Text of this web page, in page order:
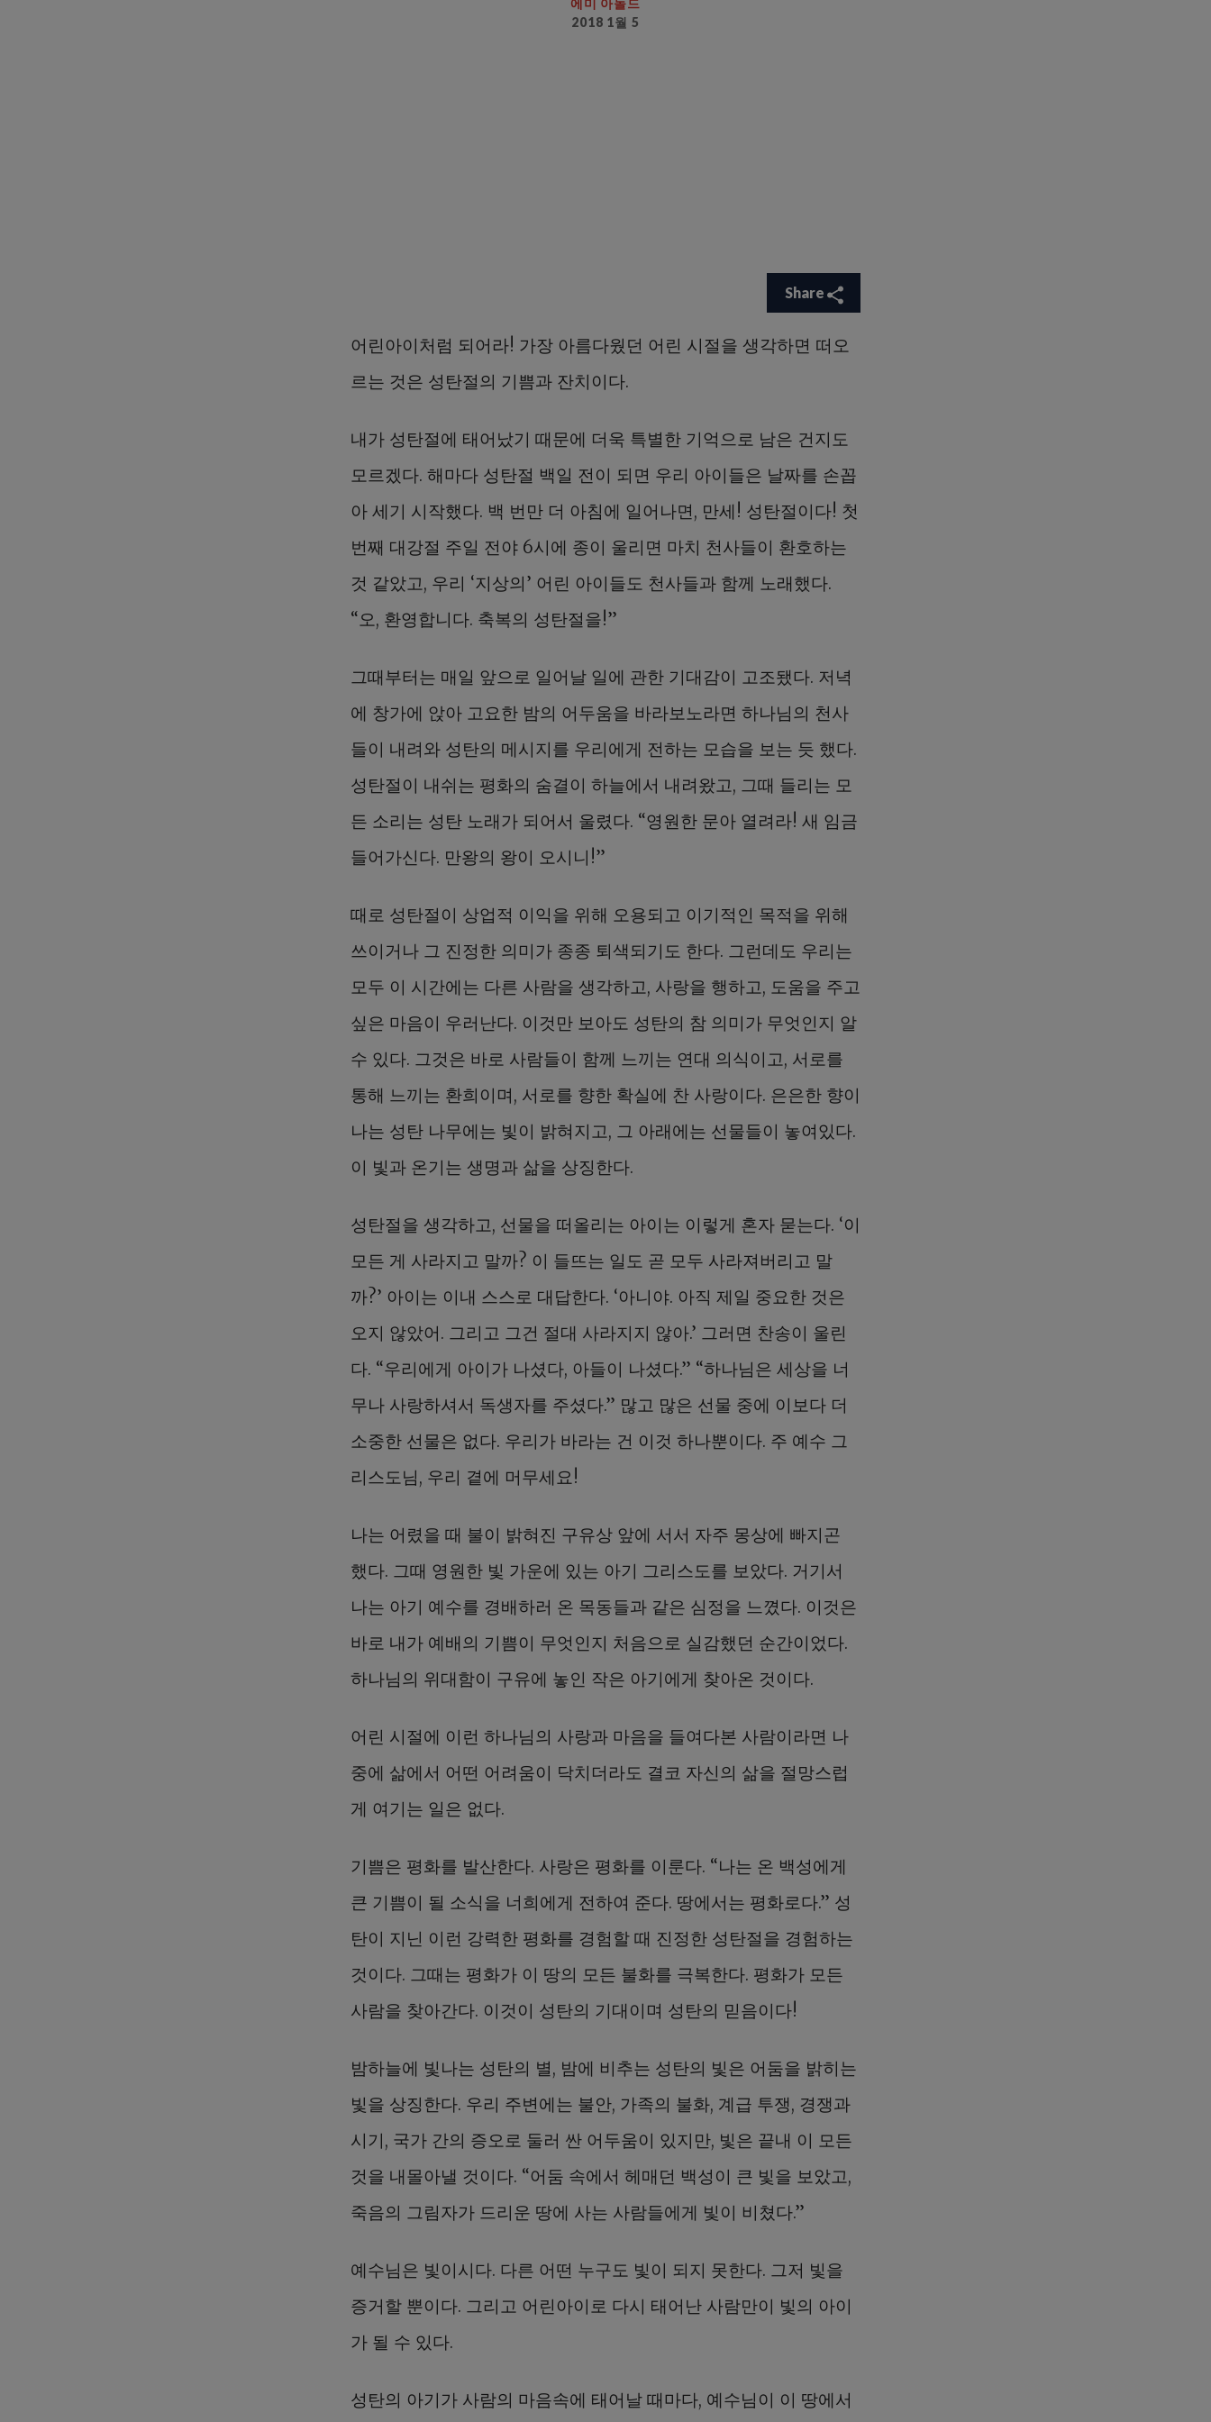
2018 1월 5
Share
어린아이처럼 되어라! 가장 아름다웠던 어린 시절을 생각하면 떠오
르는 것은 성탄절의 기쁨과 잔치이다.
내가 성탄절에 태어났기 때문에 더욱 특별한 기억으로 남은 건지도
모르겠다. 해마다 성탄절 백일 전이 되면 우리 아이들은 날짜를 손꼽
아 세기 시작했다. 백 번만 더 아침에 일어나면, 만세! 성탄절이다! 첫
번째 대강절 주일 전야 6시에 종이 울리면 마치 천사들이 환호하는
것 같았고, 우리 ‘지상의’ 어린 아이들도 천사들과 함께 노래했다.
“오, 환영합니다. 축복의 성탄절을!”
그때부터는 매일 앞으로 일어날 일에 관한 기대감이 고조됐다. 저녁
에 창가에 앉아 고요한 밤의 어두움을 바라보노라면 하나님의 천사
들이 내려와 성탄의 메시지를 우리에게 전하는 모습을 보는 듯 했다.
성탄절이 내쉬는 평화의 숨결이 하늘에서 내려왔고, 그때 들리는 모
든 소리는 성탄 노래가 되어서 울렸다. “영원한 문아 열려라! 새 임금
들어가신다. 만왕의 왕이 오시니!”
때로 성탄절이 상업적 이익을 위해 오용되고 이기적인 목적을 위해
쓰이거나 그 진정한 의미가 종종 퇴색되기도 한다. 그런데도 우리는
모두 이 시간에는 다른 사람을 생각하고, 사랑을 행하고, 도움을 주고
싶은 마음이 우러난다. 이것만 보아도 성탄의 참 의미가 무엇인지 알
수 있다. 그것은 바로 사람들이 함께 느끼는 연대 의식이고, 서로를
통해 느끼는 환희이며, 서로를 향한 확실에 찬 사랑이다. 은은한 향이
나는 성탄 나무에는 빛이 밝혀지고, 그 아래에는 선물들이 놓여있다.
이 빛과 온기는 생명과 삶을 상징한다.
성탄절을 생각하고, 선물을 떠올리는 아이는 이렇게 혼자 묻는다. ‘이
모든 게 사라지고 말까? 이 들뜨는 일도 곧 모두 사라져버리고 말
까?’ 아이는 이내 스스로 대답한다. ‘아니야. 아직 제일 중요한 것은
오지 않았어. 그리고 그건 절대 사라지지 않아.’ 그러면 찬송이 울린
다. “우리에게 아이가 나셨다, 아들이 나셨다.” “하나님은 세상을 너
무나 사랑하셔서 독생자를 주셨다.” 많고 많은 선물 중에 이보다 더
소중한 선물은 없다. 우리가 바라는 건 이것 하나뿐이다. 주 예수 그
리스도님, 우리 곁에 머무세요!
나는 어렸을 때 불이 밝혀진 구유상 앞에 서서 자주 몽상에 빠지곤
했다. 그때 영원한 빛 가운에 있는 아기 그리스도를 보았다. 거기서
나는 아기 예수를 경배하러 온 목동들과 같은 심정을 느꼈다. 이것은
바로 내가 예배의 기쁨이 무엇인지 처음으로 실감했던 순간이었다.
하나님의 위대함이 구유에 놓인 작은 아기에게 찾아온 것이다.
어린 시절에 이런 하나님의 사랑과 마음을 들여다본 사람이라면 나
중에 삶에서 어떤 어려움이 닥치더라도 결코 자신의 삶을 절망스럽
게 여기는 일은 없다.
기쁨은 평화를 발산한다. 사랑은 평화를 이룬다. “나는 온 백성에게
큰 기쁨이 될 소식을 너희에게 전하여 준다. 땅에서는 평화로다.” 성
탄이 지닌 이런 강력한 평화를 경험할 때 진정한 성탄절을 경험하는
것이다. 그때는 평화가 이 땅의 모든 불화를 극복한다. 평화가 모든
사람을 찾아간다. 이것이 성탄의 기대이며 성탄의 믿음이다!
밤하늘에 빛나는 성탄의 별, 밤에 비추는 성탄의 빛은 어둠을 밝히는
빛을 상징한다. 우리 주변에는 불안, 가족의 불화, 계급 투쟁, 경쟁과
시기, 국가 간의 증오로 둘러 싼 어두움이 있지만, 빛은 끝내 이 모든
것을 내몰아낼 것이다. “어둠 속에서 헤매던 백성이 큰 빛을 보았고,
죽음의 그림자가 드리운 땅에 사는 사람들에게 빛이 비쳤다.”
예수님은 빛이시다. 다른 어떤 누구도 빛이 되지 못한다. 그저 빛을
증거할 뿐이다. 그리고 어린아이로 다시 태어난 사람만이 빛의 아이
가 될 수 있다.
성탄의 아기가 사람의 마음속에 태어날 때마다, 예수님이 이 땅에서